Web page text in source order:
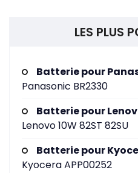
LES PLUS
Batterie pour
Panasonic BR2330
Batterie pour
Lenovo 10W 82ST 82SU
Batterie pour
Kyocera APP00252